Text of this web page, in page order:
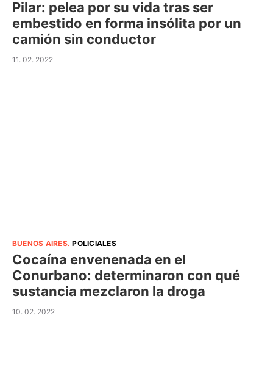
Pilar: pelea por su vida tras ser
embestido en forma insólita por un
camión sin conductor
11. 02. 2022
BUENOS AIRES.POLICIALES
Cocaína envenenada en el
Conurbano: determinaron con qué
sustancia mezclaron la droga
10. 02. 2022